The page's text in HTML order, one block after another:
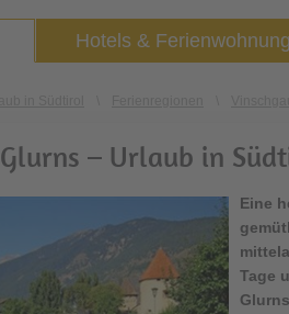
Hotels &
Glurns – Urlaub in
Eine
Tage
Glurns